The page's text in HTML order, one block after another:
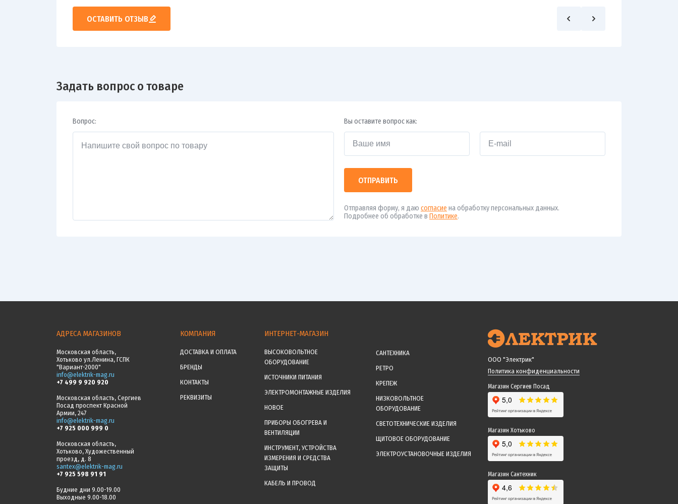
ОСТАВИТЬ ОТЗЫВ
Задать вопрос о товаре
Вопрос: Вы оставите вопрос как:
ОТПРАВИТЬ
Отправляя форму, я даю согласие на обработку персональных данных.
Подробнее об обработке в Политике.
АДРЕСА МАГАЗИНОВ
Московская область,
Хотьково ул.Ленина, ГСПК
"Вариант-2000"
info@elektrik-mag.ru
+7 499 9 920 920
Московская область, Сергиев
Посад проспект Красной
Армии, 247
info@elektrik-mag.ru
+7 925 000 999 0
Московская область,
Хотьково, Художественный
проезд, д. 8
santex@elektrik-mag.ru
+7 925 598 91 91
Будние дни 9.00-19.00
Выходные 9.00-18.00
КОМПАНИЯ
ДОСТАВКА И ОПЛАТА
БРЕНДЫ
КОНТАКТЫ
РЕКВИЗИТЫ
ИНТЕРНЕТ-МАГАЗИН
ВЫСОКОВОЛЬТНОЕ
ОБОРУДОВАНИЕ
ИСТОЧНИКИ ПИТАНИЯ
ЭЛЕКТРОМОНТАЖНЫЕ ИЗДЕЛИЯ
НОВОЕ
ПРИБОРЫ ОБОГРЕВА И
ВЕНТИЛЯЦИИ
ИНСТРУМЕНТ, УСТРОЙСТВА
ИЗМЕРЕНИЯ И СРЕДСТВА
ЗАЩИТЫ
КАБЕЛЬ И ПРОВОД
САНТЕХНИКА
РЕТРО
КРЕПЕЖ
НИЗКОВОЛЬТНОЕ
ОБОРУДОВАНИЕ
СВЕТОТЕХНИЧЕСКИЕ ИЗДЕЛИЯ
ЩИТОВОЕ ОБОРУДОВАНИЕ
ЭЛЕКТРОУСТАНОВОЧНЫЕ ИЗДЕЛИЯ
ООО "Электрик"
Политика конфиденциальности
Магазин Сергиев Посад
Магазин Хотьково
Магазин Сантехник